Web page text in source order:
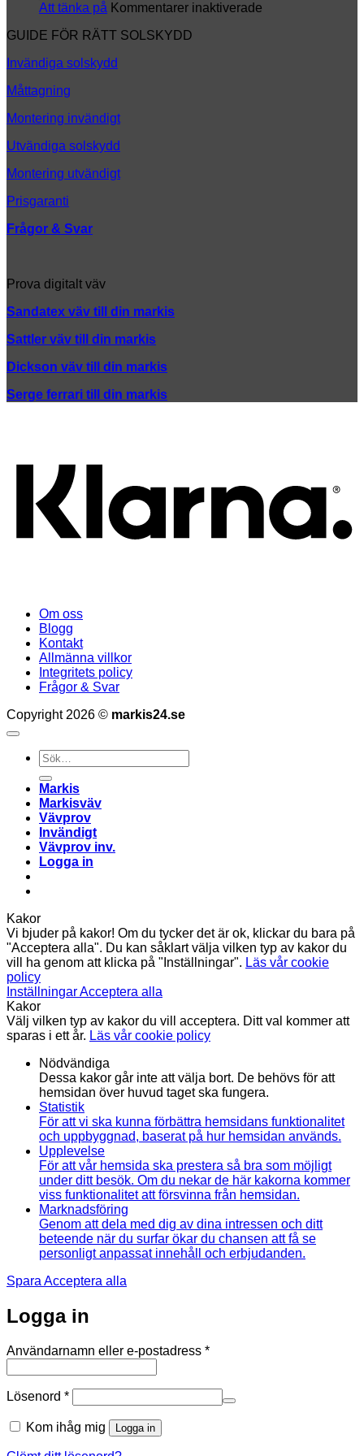
ny
Att tänka på Kommentarer inaktiverade
GUIDE FÖR RÄTT SOLSKYDD
Invändiga solskydd
Måttagning
Montering invändigt
Utvändiga solskydd
Montering utvändigt
Prisgaranti
Frågor & Svar
Prova digitalt väv
Sandatex väv till din markis
Sattler väv till din markis
Dickson väv till din markis
Serge ferrari till din markis
Om oss
Blogg
Kontakt
Allmänna villkor
Integritets policy
Frågor & Svar
Copyright 2026 © markis24.se
Sök
efter:
Markis
Markisväv
Vävprov
Invändigt
Vävprov inv.
Logga in
Kakor
Vi bjuder på kakor! Om du tycker det är ok, klickar du bara på
"Acceptera alla". Du kan såklart välja vilken typ av kakor du
vill ha genom att klicka på "Inställningar". Läs vår cookie
policy
InställningarAcceptera alla
Kakor
Välj vilken typ av kakor du vill acceptera. Ditt val kommer att
sparas i ett år. Läs vår cookie policy
Nödvändiga
Dessa kakor går inte att välja bort. De behövs för att
hemsidan över huvud taget ska fungera.
Statistik
För att vi ska kunna förbättra hemsidans funktionalitet
och uppbyggnad, baserat på hur hemsidan används.
Upplevelse
För att vår hemsida ska prestera så bra som möjligt
under ditt besök. Om du nekar de här kakorna kommer
viss funktionalitet att försvinna från hemsidan.
Marknadsföring
Genom att dela med dig av dina intressen och ditt
beteende när du surfar ökar du chansen att få se
personligt anpassat innehåll och erbjudanden.
Spara Acceptera alla
Logga in
Användarnamn eller e-postadress *Obligatoriskt
Lösenord *Obligatoriskt
Kom ihåg mig Logga in